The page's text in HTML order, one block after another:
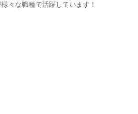
々な職種で活躍しています！